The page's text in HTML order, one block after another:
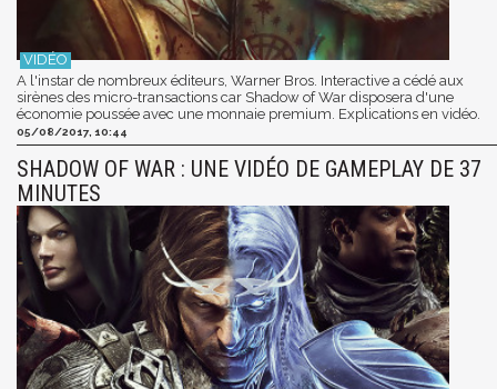
A l'instar de nombreux éditeurs, Warner Bros. Interactive a cédé aux
sirènes des micro-transactions car Shadow of War disposera d'une
économie poussée avec une monnaie premium. Explications en vidéo.
05/08/2017, 10:44
SHADOW OF WAR : UNE VIDÉO DE GAMEPLAY DE 37
MINUTES